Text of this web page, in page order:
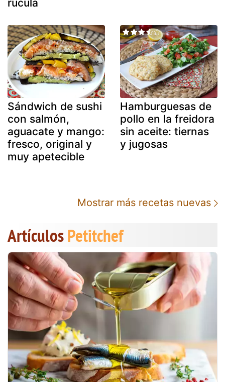
rúcula
Sándwich de sushi
con salmón,
aguacate y mango:
fresco, original y
muy apetecible
Hamburguesas de
pollo en la freidora
sin aceite: tiernas
y jugosas
Mostrar más recetas nuevas
ArtículosPetitchef